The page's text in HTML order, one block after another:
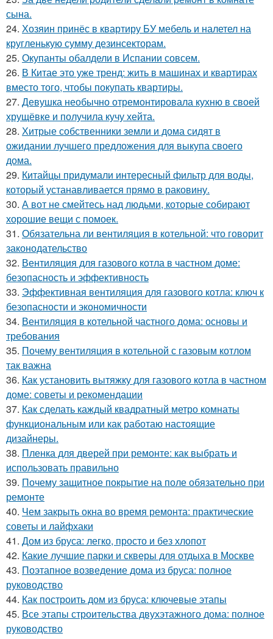
сына.
24. Хозяин принёс в квартиру БУ мебель и налетел на
кругленькую сумму дезинсекторам.
25. Окупанты обалдели в Испании совсем.
26. В Китае это уже тренд: жить в машинах и квартирах
вместо того, чтобы покупать квартиры.
27. Девушка необычно отремонтировала кухню в своей
хрущёвке и получила кучу хейта.
28. Хитрые собственники земли и дома сидят в
ожидании лучшего предложения для выкупа своего
дома.
29. Китайцы придумали интересный фильтр для воды,
который устанавливается прямо в раковину.
30. А вот не смейтесь над людьми, которые собирают
хорошие вещи с помоек.
31. Обязательна ли вентиляция в котельной: что говорит
законодательство
32. Вентиляция для газового котла в частном доме:
безопасность и эффективность
33. Эффективная вентиляция для газового котла: ключ к
безопасности и экономичности
34. Вентиляция в котельной частного дома: основы и
требования
35. Почему вентиляция в котельной с газовым котлом
так важна
36. Как установить вытяжку для газового котла в частном
доме: советы и рекомендации
37. Как сделать каждый квадратный метро комнаты
функциональным или как работаю настоящие
дизайнеры.
38. Пленка для дверей при ремонте: как выбрать и
использовать правильно
39. Почему защитное покрытие на поле обязательно при
ремонте
40. Чем закрыть окна во время ремонта: практические
советы и лайфхаки
41. Дом из бруса: легко, просто и без хлопот
42. Какие лучшие парки и скверы для отдыха в Москве
43. Поэтапное возведение дома из бруса: полное
руководство
44. Как построить дом из бруса: ключевые этапы
45. Все этапы строительства двухэтажного дома: полное
руководство